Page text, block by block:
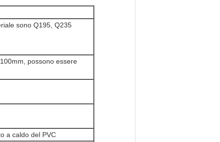
sono Q195, Q235
possono essere
a caldo del PVC